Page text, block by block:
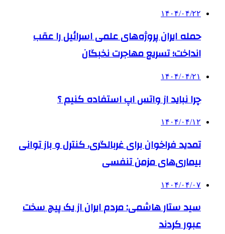
۱۴۰۴/۰۴/۲۲
حمله ایران پروژه‌های علمی اسرائیل را عقب
انداخت؛ تسریع مهاجرت نخبگان
۱۴۰۴/۰۴/۲۱
چرا نباید از واتس اپ استفاده کنیم ؟
۱۴۰۴/۰۴/۱۲
تمدید فراخوان برای غربالگری، کنترل و باز توانی
بیماری‌های مزمن تنفسی
۱۴۰۴/۰۴/۰۷
سید ستار هاشمی: مردم ایران از یک پیچ سخت
عبور کردند